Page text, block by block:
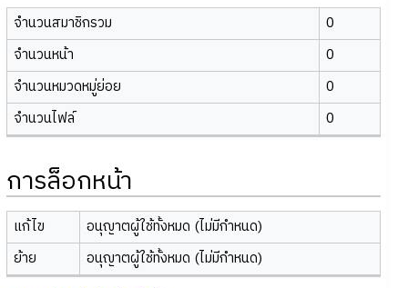
จำนวนสมาชิกรวม
0
จำนวนหน้า
0
จำนวนหมวดหมู่ย่อย
0
จำนวนไฟล์
0
การล็อกหน้า
แก้ไข
อนุญาตผู้ใช้ทั้งหมด (ไม่มีกำหนด)
ย้าย
อนุญาตผู้ใช้ทั้งหมด (ไม่มีกำหนด)